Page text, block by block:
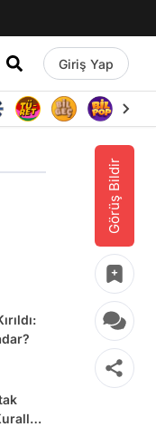
Giriş Yap
Görüş Bildir